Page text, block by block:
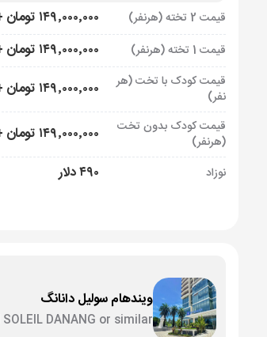
قیمت 2 تخته (هرنفر) ۱۴۹٬۰۰۰٬۰۰۰ تومان + ۱٬۹۹۰ دلار
قیمت 1 تخته (هرنفر) ۱۴۹٬۰۰۰٬۰۰۰ تومان + ۲٬۵۹۰ دلار
قیمت کودک با تخت (هر
نفر)
۱۴۹٬۰۰۰٬۰۰۰ تومان + ۱٬۳۹۰ دلار
قیمت کودک بدون تخت
(هرنفر)
۱۴۹٬۰۰۰٬۰۰۰ تومان + ۱٬۱۲۰ دلار
نوزاد ۴۹۰ دلار
ویندهام سولیل دانانگ
SOLEIL DANANG or similar